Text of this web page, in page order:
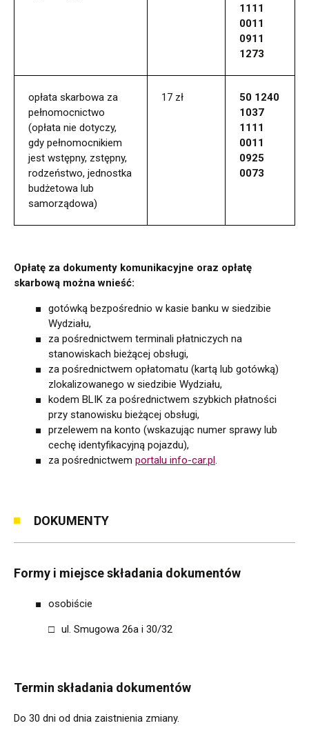
1111
0011
0911
1273
opłata skarbowa za
pełnomocnictwo
(opłata nie dotyczy,
gdy pełnomocnikiem
jest wstępny, zstępny,
rodzeństwo, jednostka
budżetowa lub
samorządowa)
17 zł
50 1240
1037
1111
0011
0925
0073
Opłatę za dokumenty komunikacyjne oraz opłatę
skarbową można wnieść:
gotówką bezpośrednio w kasie banku w siedzibie
Wydziału,
za pośrednictwem terminali płatniczych na
stanowiskach bieżącej obsługi,
za pośrednictwem opłatomatu (kartą lub gotówką)
zlokalizowanego w siedzibie Wydziału,
kodem BLIK za pośrednictwem szybkich płatności
przy stanowisku bieżącej obsługi,
przelewem na konto (wskazując numer sprawy lub
cechę identyfikacyjną pojazdu),
za pośrednictwem portalu info-car.pl.
DOKUMENTY
Formy i miejsce składania dokumentów
osobiście
ul. Smugowa 26a i 30/32
Termin składania dokumentów
Do 30 dni od dnia zaistnienia zmiany.